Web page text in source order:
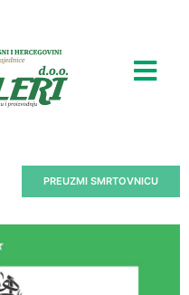
PREUZMI SMRTOVNICU